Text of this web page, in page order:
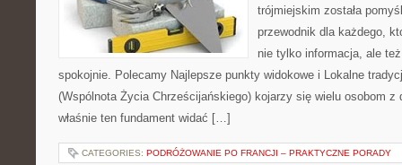
trójmiejskim została
przewodnik dla każdego,
nie tylko informacja, ale
spokojnie. Polecamy Najlepsze punkty widokowe i Lokalne
(Wspólnota Życia Chrześcijańskiego) kojarzy się wielu osobom z
właśnie ten fundament widać […]
CATEGORIES: PODRÓŻOWANIE PO FRANCJI – PRAKTYCZNE PORADY